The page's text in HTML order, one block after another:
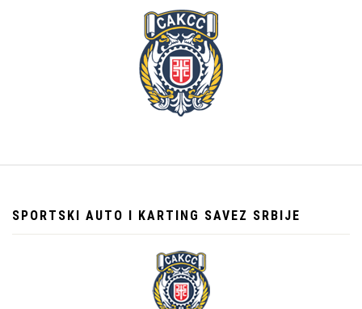
SPORTSKI AUTO I KARTING SAVEZ SRBIJE